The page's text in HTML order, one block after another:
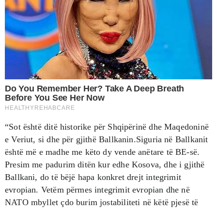
“Sot është ditë historike për Shqipërinë dhe Maqedoninë
e Veriut, si dhe për gjithë Ballkanin.Siguria në Ballkanit
është më e madhe me këto dy vende anëtare të BE-së.
Presim me padurim ditën kur edhe Kosova, dhe i gjithë
Ballkani, do të bëjë hapa konkret drejt integrimit
evropian. Vetëm përmes integrimit evropian dhe në
NATO mbyllet çdo burim jostabiliteti në këtë pjesë të